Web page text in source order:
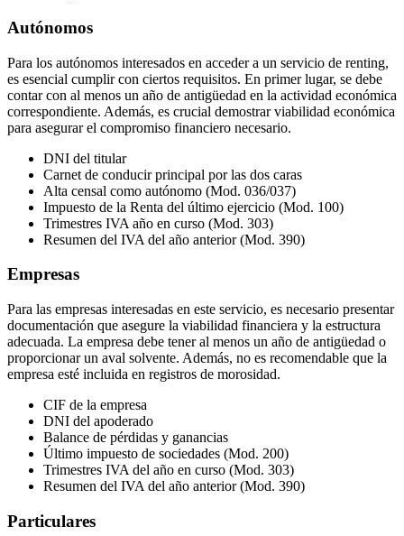
Autónomos
Para los autónomos interesados en acceder a un servicio de renting,
es esencial cumplir con ciertos requisitos. En primer lugar, se debe
contar con al menos un año de antigüedad en la actividad económica
correspondiente. Además, es crucial demostrar viabilidad económica
para asegurar el compromiso financiero necesario.
DNI del titular
Carnet de conducir principal por las dos caras
Alta censal como autónomo (Mod. 036/037)
Impuesto de la Renta del último ejercicio (Mod. 100)
Trimestres IVA año en curso (Mod. 303)
Resumen del IVA del año anterior (Mod. 390)
Empresas
Para las empresas interesadas en este servicio, es necesario presentar
documentación que asegure la viabilidad financiera y la estructura
adecuada. La empresa debe tener al menos un año de antigüedad o
proporcionar un aval solvente. Además, no es recomendable que la
empresa esté incluida en registros de morosidad.
CIF de la empresa
DNI del apoderado
Balance de pérdidas y ganancias
Último impuesto de sociedades (Mod. 200)
Trimestres IVA del año en curso (Mod. 303)
Resumen del IVA del año anterior (Mod. 390)
Particulares